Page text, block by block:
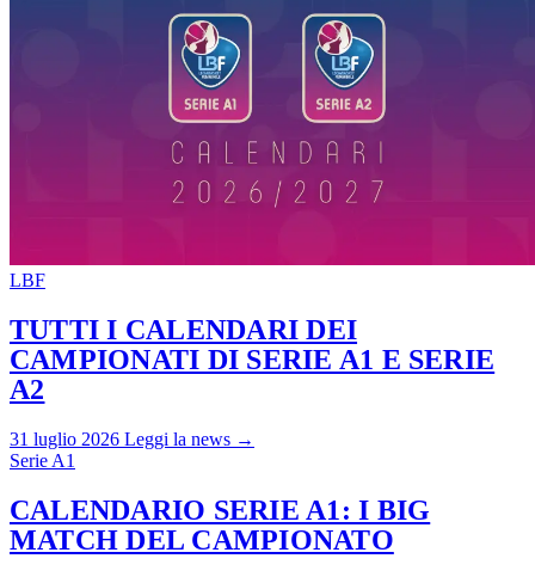
LBF
TUTTI I CALENDARI DEI
CAMPIONATI DI SERIE A1 E SERIE
A2
31 luglio 2026 Leggi la news →
Serie A1
CALENDARIO SERIE A1: I BIG
MATCH DEL CAMPIONATO